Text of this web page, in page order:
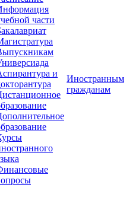
части
и
Иностранным
гражданам